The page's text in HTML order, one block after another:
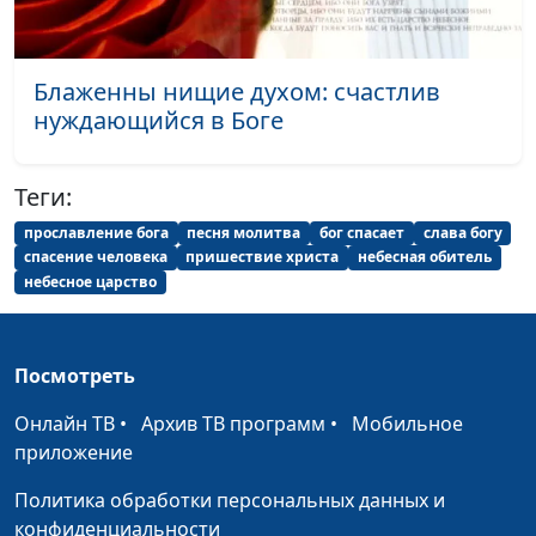
искушение
Любовь
Иисус - мой Бог Хор «Vivere»
Бога!
Богу хвала вовеки Хор «Vivere» #1906
Люди, как птицы
Прости, Господь Светлана Малова
Блаженны нищие духом: счастлив
нуждающийся в Боге
Теги:
прославление бога песня молитва бог спасает
слава богу
спасение человека
пришествие христа
небесная обитель
небесное царство
Посмотреть
Онлайн ТВ • Архив ТВ программ • Мобильное
приложение
Политика обработки персональных данных и
конфиденциальности